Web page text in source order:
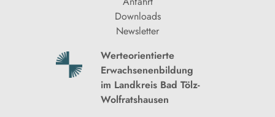
Downloads
Newsletter
Werteorientierte
Erwachsenenbildung
im Landkreis Bad Tölz-
Wolfratshausen